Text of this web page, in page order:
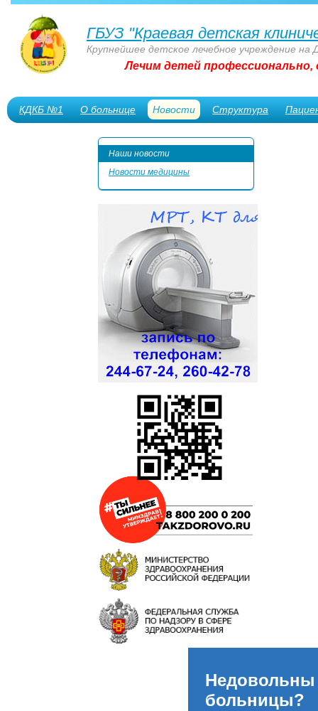
ГБУЗ "Краевая детская
Крупнейшее детское лечебное учреждение на
Лечим детей
КДКБ №1 О больнице Новости Структура
Наши новости
Новости медицины
Недовольны
больницы?